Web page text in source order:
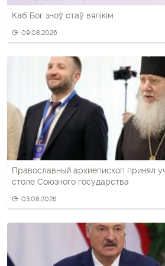
Каб Бог зноў стаў вялікім
09.08.2026
Православный архиепископ принял
столе Союзного государства
03.08.2026